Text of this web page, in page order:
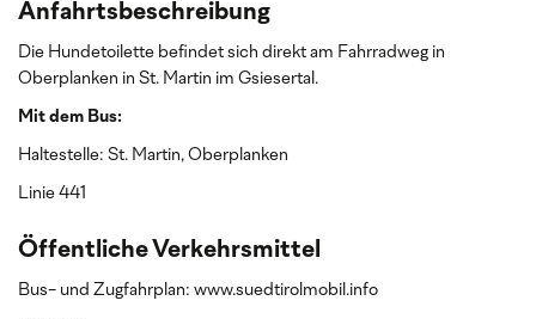
Anfahrtsbeschreibung
Die Hundetoilette befindet sich direkt am Fahrradweg in
Oberplanken in St. Martin im Gsiesertal.
Mit dem Bus:
Haltestelle: St. Martin, Oberplanken
Linie 441
Öffentliche Verkehrsmittel
Bus- und Zugfahrplan: www.suedtirolmobil.info